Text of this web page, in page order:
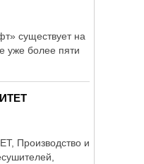
существует на
уже более пяти
Производство и